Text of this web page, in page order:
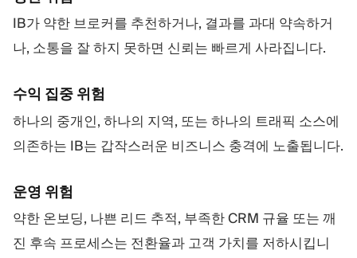
IB가 약한 브로커를 추천하거나, 결과를 과대 약속하거
나, 소통을 잘 하지 못하면 신뢰는 빠르게 사라집니다.
수익 집중 위험
하나의 중개인, 하나의 지역, 또는 하나의 트래픽 소스에
의존하는 IB는 갑작스러운 비즈니스 충격에 노출됩니다.
운영 위험
약한 온보딩, 나쁜 리드 추적, 부족한 CRM 규율 또는 깨
진 후속 프로세스는 전환율과 고객 가치를 저하시킵니